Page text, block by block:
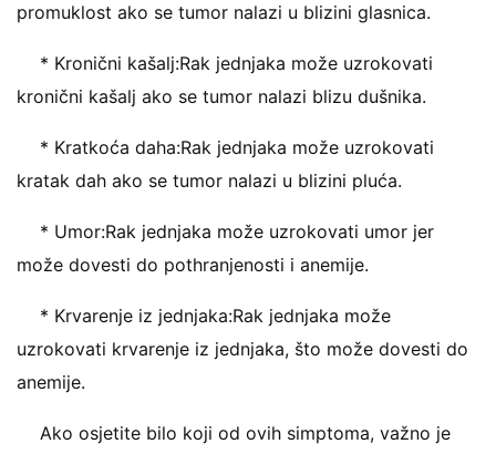
promuklost ako se tumor nalazi u blizini glasnica.
* Kronični kašalj:Rak jednjaka može uzrokovati
kronični kašalj ako se tumor nalazi blizu dušnika.
* Kratkoća daha:Rak jednjaka može uzrokovati
kratak dah ako se tumor nalazi u blizini pluća.
* Umor:Rak jednjaka može uzrokovati umor jer
može dovesti do pothranjenosti i anemije.
* Krvarenje iz jednjaka:Rak jednjaka može
uzrokovati krvarenje iz jednjaka, što može dovesti do
anemije.
Ako osjetite bilo koji od ovih simptoma, važno je